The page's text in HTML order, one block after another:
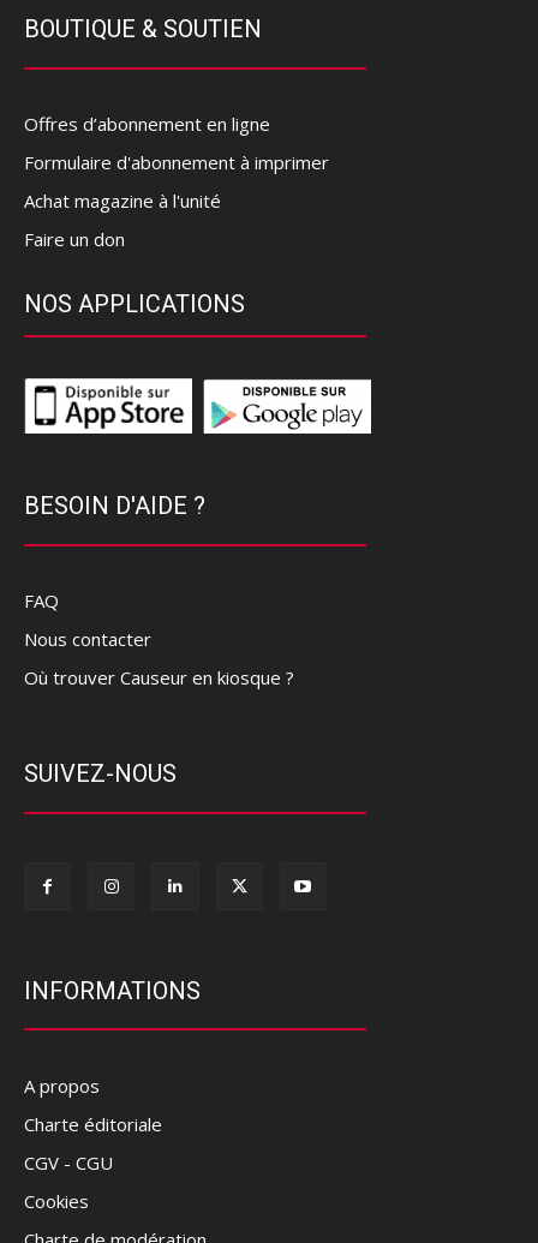
BOUTIQUE & SOUTIEN
Offres d’abonnement en ligne
Formulaire d'abonnement à imprimer
Achat magazine à l'unité
Faire un don
NOS APPLICATIONS
BESOIN D'AIDE ?
FAQ
Nous contacter
Où trouver Causeur en kiosque ?
SUIVEZ-NOUS
INFORMATIONS
A propos
Charte éditoriale
CGV - CGU
Cookies